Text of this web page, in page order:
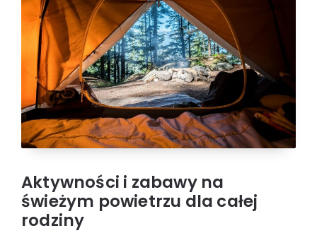
Aktywności i zabawy na
świeżym powietrzu dla całej
rodziny